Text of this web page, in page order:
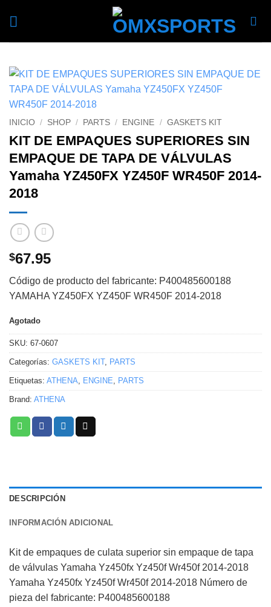
INICIO / SHOP / PARTS / ENGINE / GASKETS KIT
KIT DE EMPAQUES SUPERIORES SIN
EMPAQUE DE TAPA DE VÁLVULAS
Yamaha YZ450FX YZ450F WR450F 2014-
2018
$67.95
Código de producto del fabricante: P400485600188
YAMAHA YZ450FX YZ450F WR450F 2014-2018
Agotado
SKU: 67-0607
Categorías: GASKETS KIT, PARTS
Etiquetas: ATHENA, ENGINE, PARTS
Brand: ATHENA
DESCRIPCIÓN
INFORMACIÓN ADICIONAL
Kit de empaques de culata superior sin empaque de tapa
de válvulas Yamaha Yz450fx Yz450f Wr450f 2014-2018
Yamaha Yz450fx Yz450f Wr450f 2014-2018 Número de
pieza del fabricante: P400485600188